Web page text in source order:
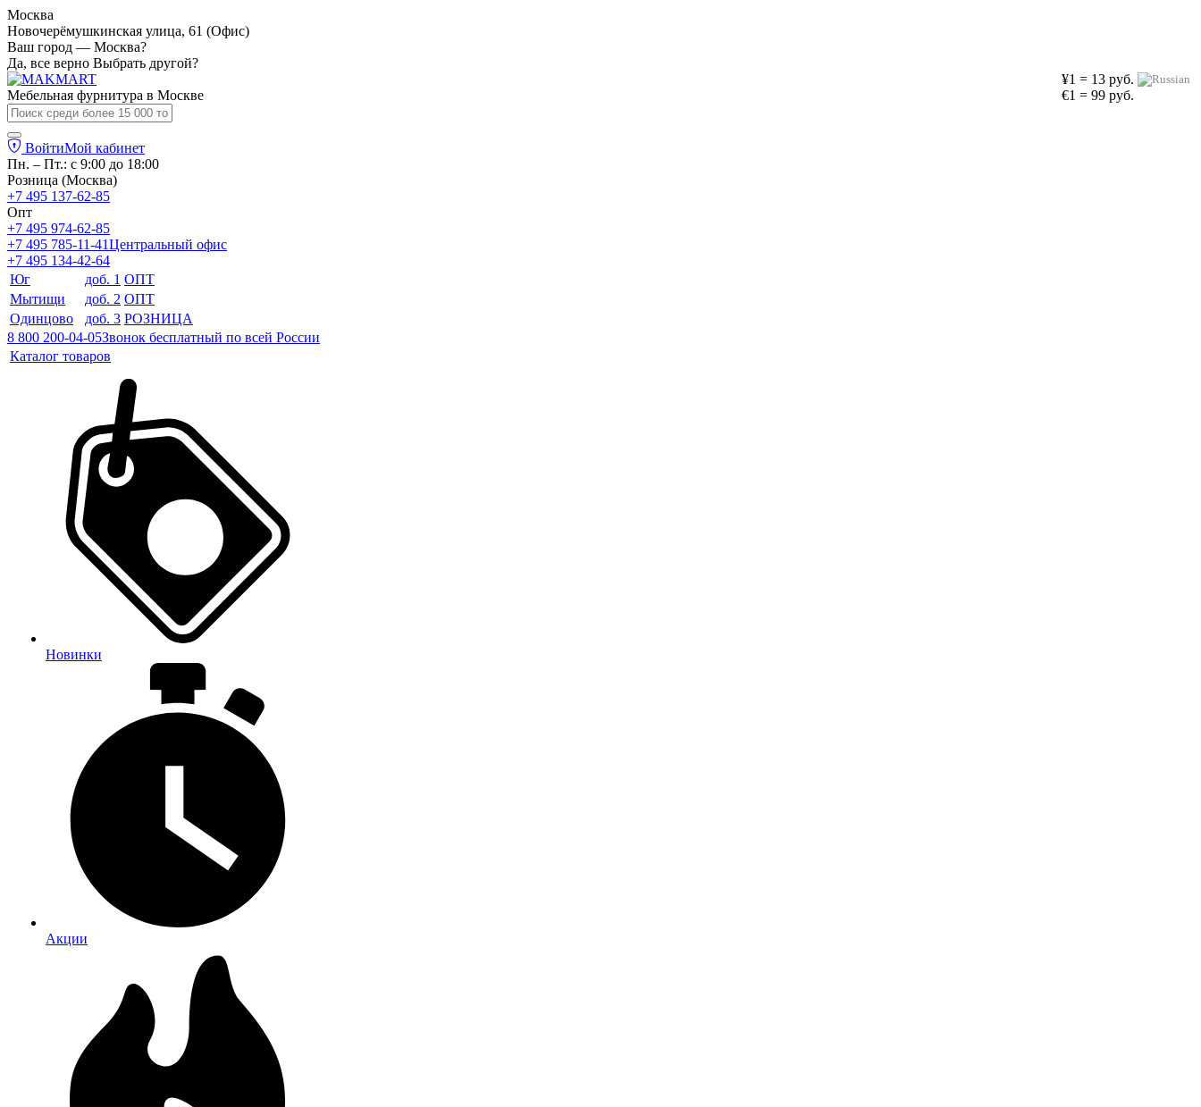
Москва
Новочерёмушкинская улица, 61 (Офис)
Ваш город — Москва?
Да, все верно Выбрать другой?
¥1 = 13 руб.
€1 = 99 руб.
Мебельная фурнитура в Москве
ВойтиМой кабинет
Пн. – Пт.: с 9:00 до 18:00
Розница (Москва)
+7 495 137-62-85
Опт
+7 495 974-62-85
+7 495 785-11-41Центральный офис
+7 495 134-42-64
Юг
доб. 1 ОПТ
Мытищи
доб. 2 ОПТ
Одинцово
доб. 3 РОЗНИЦА
8 800 200-04-05Звонок бесплатный по всей России
Каталог товаров
Новинки
Акции